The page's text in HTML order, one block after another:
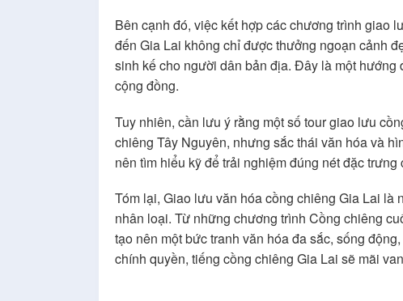
Bên cạnh đó, việc kết hợp các chương trình giao
đến Gia Lai không chỉ được thưởng ngoạn cảnh
sinh kế cho người dân bản địa. Đây là một
cộng đồng.
Tuy nhiên, cần lưu ý rằng một số tour giao lưu
chiêng Tây Nguyên, nhưng sắc thái văn hóa và
nên tìm hiểu kỹ để trải nghiệm đúng nét đặc trưng
Tóm lại, Giao lưu văn hóa cồng chiêng Gia Lai là
nhân loại. Từ những chương trình Cồng chiêng
tạo nên một bức tranh văn hóa đa sắc, sống
chính quyền, tiếng cồng chiêng Gia Lai sẽ mãi